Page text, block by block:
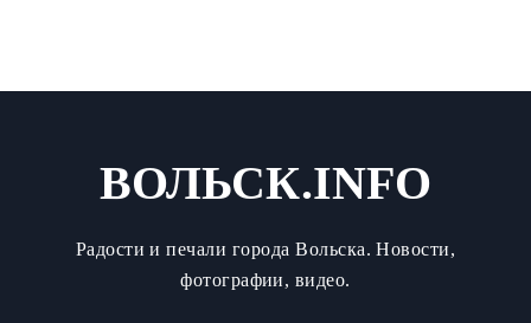
ВОЛЬСК.INFO
Радости и печали города Вольска. Новости,
фотографии, видео.